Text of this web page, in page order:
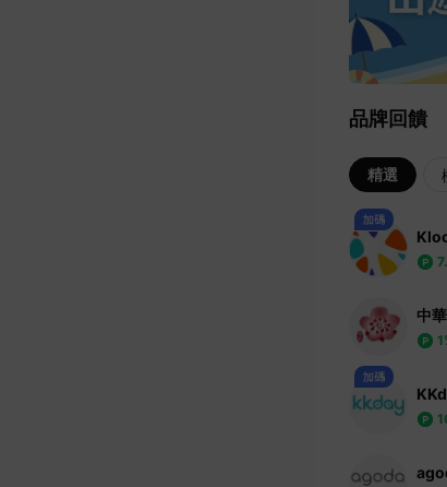
品牌回饋
精選
中